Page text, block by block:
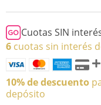
Cuotas SIN
6 cuotas sin interés
10% de descuento
depósito